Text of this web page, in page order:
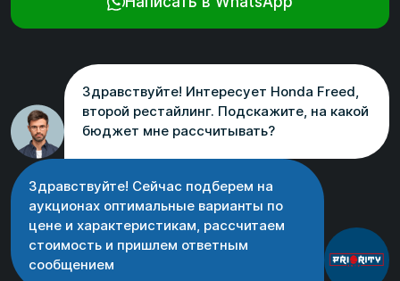
Здравствуйте! Интересует Honda Freed,
второй рестайлинг. Подскажите, на какой
бюджет мне рассчитывать?
Здравствуйте! Сейчас подберем на
аукционах оптимальные варианты по
цене и характеристикам, рассчитаем
стоимость и пришлем ответным
сообщением